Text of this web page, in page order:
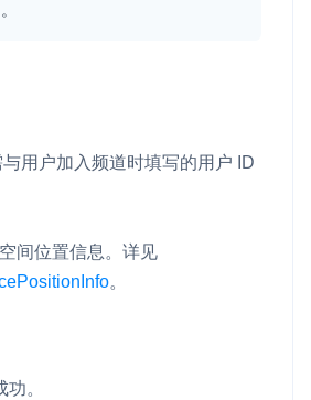
用户加入频道时填写的用户 ID
间位置信息。详见
。
。